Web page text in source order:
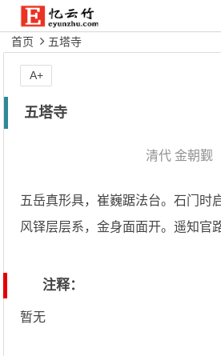
首页 五塔寺
五塔寺
清代 金朝觐
五岳真形具，崔巍踞法台。石门时
风铎层层系，金身面面开。遥知官
注释：
暂无
A+